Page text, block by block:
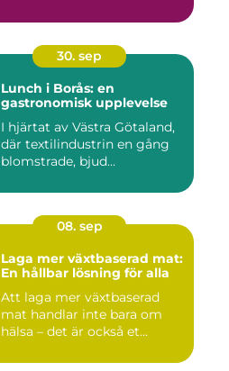
30. sep
Lunch i Borås: en
gastronomisk upplevelse
I hjärtat av Västra Götaland,
där textilindustrin en gång
blomstrade, bjud...
08. sep
Laga mer växtbaserad mat:
En hållbar lösning för alla
Att laga mer växtbaserad
mat handlar inte bara om
hälsa – det är också et...